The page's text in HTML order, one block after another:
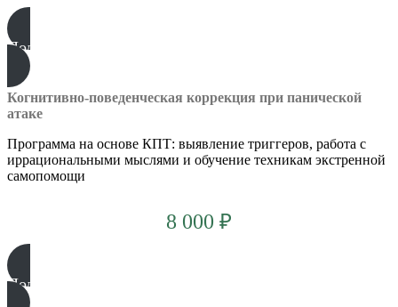
Подробнее
Когнитивно-поведенческая коррекция при панической
атаке
Программа на основе КПТ: выявление триггеров, работа с
иррациональными мыслями и обучение техникам экстренной
самопомощи
8 000 ₽
Подробнее